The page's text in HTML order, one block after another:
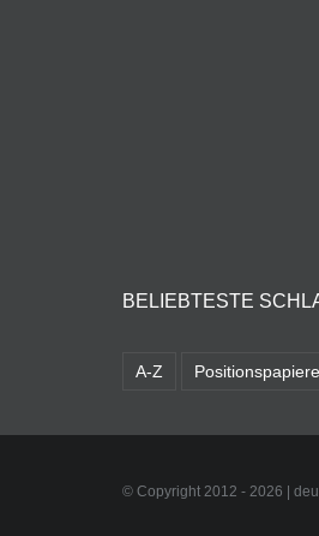
BELIEBTESTE
A-Z Positionspapiere
© Copyright 2012 - 2026 |